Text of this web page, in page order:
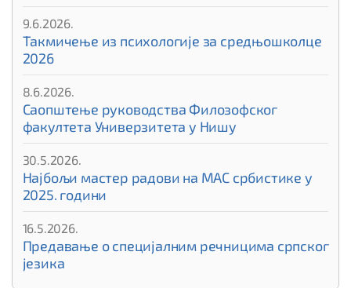
9.6.2026.
Такмичење из психологије за средњошколце
2026
8.6.2026.
Саопштење руководства Филозофског
факултета Универзитета у Нишу
30.5.2026.
Најбољи мастер радови на МАС србистике у
2025. години
16.5.2026.
Предавање о специјалним речницима српског
језика